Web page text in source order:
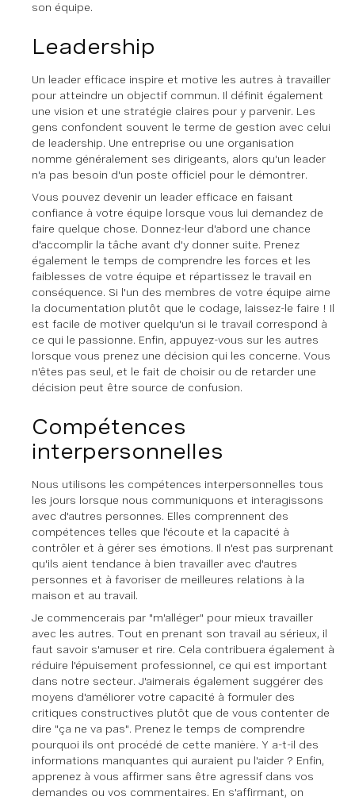
son équipe.
Leadership
Un leader efficace inspire et motive les autres à travailler
pour atteindre un objectif commun. Il définit également
une vision et une stratégie claires pour y parvenir. Les
gens confondent souvent le terme de gestion avec celui
de leadership. Une entreprise ou une organisation
nomme généralement ses dirigeants, alors qu'un leader
n'a pas besoin d'un poste officiel pour le démontrer.
Vous pouvez devenir un leader efficace en faisant
confiance à votre équipe lorsque vous lui demandez de
faire quelque chose. Donnez-leur d'abord une chance
d'accomplir la tâche avant d'y donner suite. Prenez
également le temps de comprendre les forces et les
faiblesses de votre équipe et répartissez le travail en
conséquence. Si l'un des membres de votre équipe aime
la documentation plutôt que le codage, laissez-le faire ! Il
est facile de motiver quelqu'un si le travail correspond à
ce qui le passionne. Enfin, appuyez-vous sur les autres
lorsque vous prenez une décision qui les concerne. Vous
n'êtes pas seul, et le fait de choisir ou de retarder une
décision peut être source de confusion.
Compétences
interpersonnelles
Nous utilisons les compétences interpersonnelles tous
les jours lorsque nous communiquons et interagissons
avec d'autres personnes. Elles comprennent des
compétences telles que l'écoute et la capacité à
contrôler et à gérer ses émotions. Il n'est pas surprenant
qu'ils aient tendance à bien travailler avec d'autres
personnes et à favoriser de meilleures relations à la
maison et au travail.
Je commencerais par "m'alléger" pour mieux travailler
avec les autres. Tout en prenant son travail au sérieux, il
faut savoir s'amuser et rire. Cela contribuera également à
réduire l'épuisement professionnel, ce qui est important
dans notre secteur. J'aimerais également suggérer des
moyens d'améliorer votre capacité à formuler des
critiques constructives plutôt que de vous contenter de
dire "ça ne va pas". Prenez le temps de comprendre
pourquoi ils ont procédé de cette manière. Y a-t-il des
informations manquantes qui auraient pu l'aider ? Enfin,
apprenez à vous affirmer sans être agressif dans vos
demandes ou vos commentaires. En s'affirmant, on